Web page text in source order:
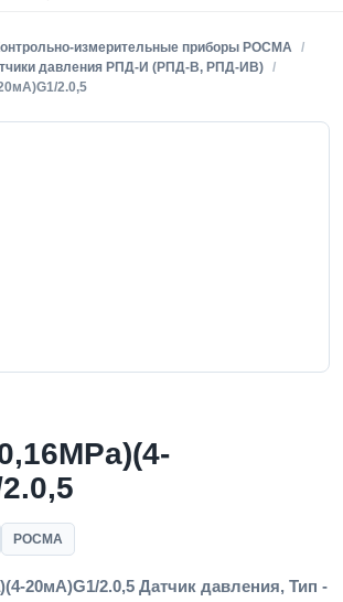
измерительные приборы РОСМА
давления РПД-И (РПД-В, РПД-ИВ)
2.0,5
РОСМА
20мА)G1/2.0,5 Датчик давления, Тип -